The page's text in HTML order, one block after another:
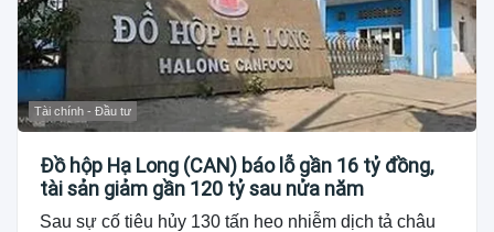
Tài chính - Đầu tư
Đồ hộp Hạ Long (CAN) báo lỗ gần 16 tỷ đồng,
tài sản giảm gần 120 tỷ sau nửa năm
Sau sự cố tiêu hủy 130 tấn heo nhiễm dịch tả châu